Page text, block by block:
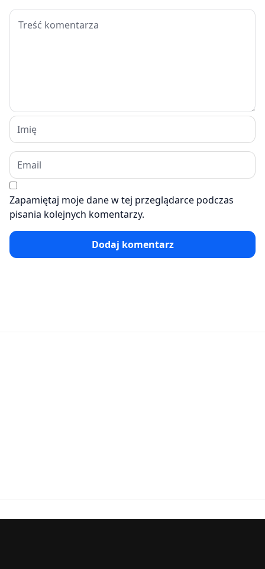
Zapamiętaj moje dane w tej przeglądarce podczas
pisania kolejnych komentarzy.
Dodaj komentarz